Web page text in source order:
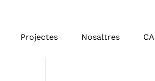
Projectes Nosaltres CA